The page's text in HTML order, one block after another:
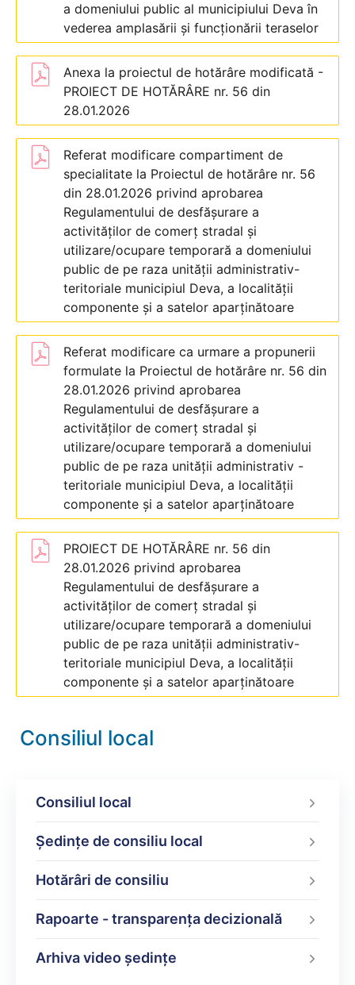
a domeniului public al municipiului Deva în
vederea amplasării și funcționării teraselor
Anexa la proiectul de hotărâre modificată -
PROIECT DE HOTĂRÂRE nr. 56 din
28.01.2026
Referat modificare compartiment de
specialitate la Proiectul de hotărâre nr. 56
din 28.01.2026 privind aprobarea
Regulamentului de desfășurare a
activităților de comerț stradal și
utilizare/ocupare temporară a domeniului
public de pe raza unității administrativ-
teritoriale municipiul Deva, a localității
componente și a satelor aparținătoare
Referat modificare ca urmare a propunerii
formulate la Proiectul de hotărâre nr. 56 din
28.01.2026 privind aprobarea
Regulamentului de desfășurare a
activităților de comerț stradal și
utilizare/ocupare temporară a domeniului
public de pe raza unității administrativ -
teritoriale municipiul Deva, a localității
componente și a satelor aparținătoare
PROIECT DE HOTĂRÂRE nr. 56 din
28.01.2026 privind aprobarea
Regulamentului de desfășurare a
activităților de comerț stradal și
utilizare/ocupare temporară a domeniului
public de pe raza unității administrativ-
teritoriale municipiul Deva, a localității
componente și a satelor aparținătoare
Consiliul local
Consiliul local
Şedinţe de consiliu local
Hotărâri de consiliu
Rapoarte - transparenţa decizională
Arhiva video ședințe